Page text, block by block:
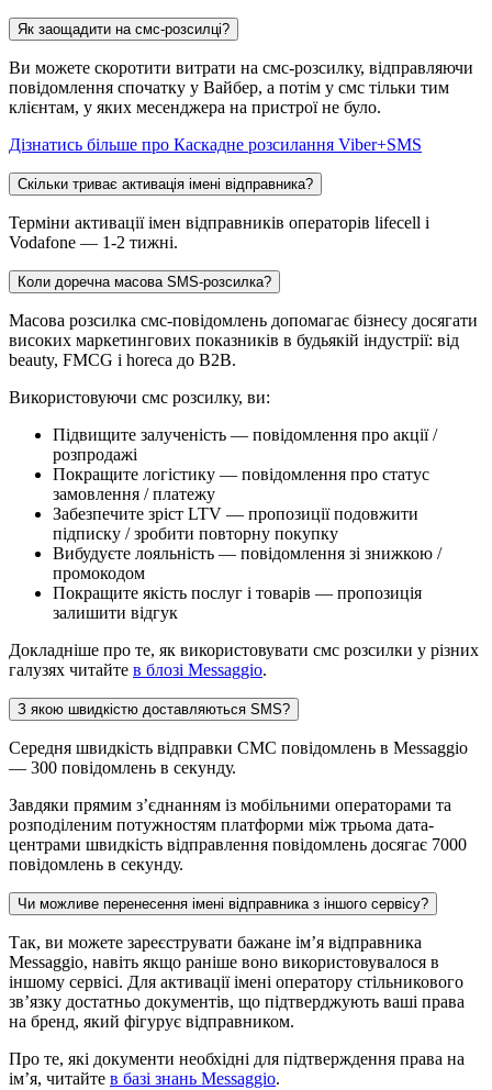
Як заощадити на смс-розсилці?
Ви можете скоротити витрати на смс-розсилку, відправляючи
повідомлення спочатку у Вайбер, а потім у смс тільки тим
клієнтам, у яких месенджера на пристрої не було.
Дізнатись більше про Каскадне розсилання Viber+SMS
Скільки триває активація імені відправника?
Терміни активації імен відправників операторів lifecell і
Vodafone — 1-2 тижні.
Коли доречна масова SMS-розсилка?
Масова розсилка смс-повідомлень допомагає бізнесу досягати
високих маркетингових показників в будьякій індустрії: від
beauty, FMCG і horeca до B2B.
Використовуючи смс розсилку, ви:
Підвищите залученість — повідомлення про акції /
розпродажі
Покращите логістику — повідомлення про статус
замовлення / платежу
Забезпечите зріст LTV — пропозиції подовжити
підписку / зробити повторну покупку
Вибудуєте лояльність — повідомлення зі знижкою /
промокодом
Покращите якість послуг і товарів — пропозиція
залишити відгук
Докладніше про те, як використовувати смс розсилки у різних
галузях читайте в блозі Messaggio.
З якою швидкістю доставляються SMS?
Середня швидкість відправки СМС повідомлень в Messaggio
— 300 повідомлень в секунду.
Завдяки прямим з’єднанням із мобільними операторами та
розподіленим потужностям платформи між трьома дата-
центрами швидкість відправлення повідомлень досягає 7000
повідомлень в секунду.
Чи можливе перенесення імені відправника з іншого сервісу?
Так, ви можете зареєструвати бажане ім’я відправника
Messaggio, навіть якщо раніше воно використовувалося в
іншому сервісі. Для активації імені оператору стільникового
зв’язку достатньо документів, що підтверджують ваші права
на бренд, який фігурує відправником.
Про те, які документи необхідні для підтверждення права на
ім’я, читайте в базі знань Messaggio.